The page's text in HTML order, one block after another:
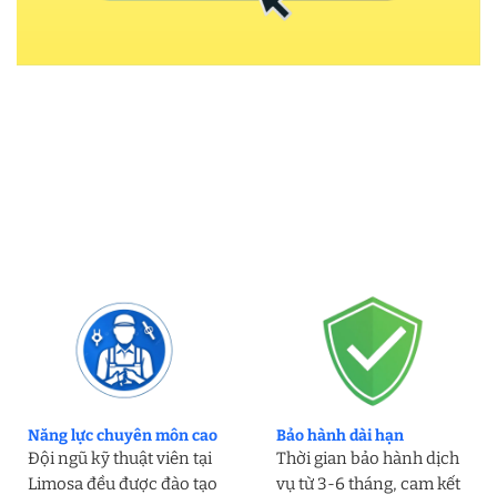
Năng lực chuyên môn cao
Đội ngũ kỹ thuật viên tại
Limosa đều được đào tạo
Bảo hành dài hạn
Thời gian bảo hành dịch
vụ từ 3-6 tháng, cam kết